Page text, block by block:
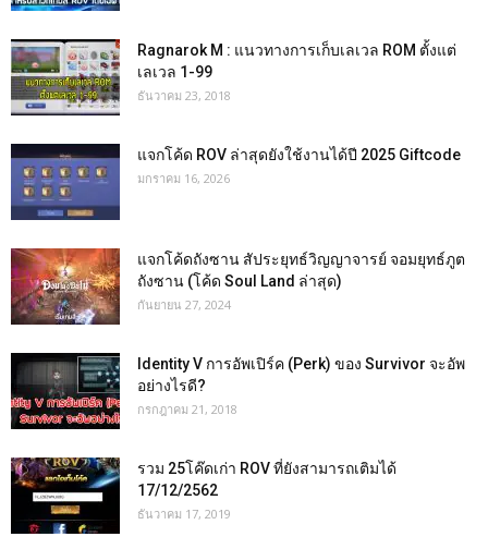
Ragnarok M : แนวทางการเก็บเลเวล ROM ตั้งแต่
เลเวล 1-99
ธันวาคม 23, 2018
แจกโค้ด ROV ล่าสุดยังใช้งานได้ปี 2025 Giftcode
มกราคม 16, 2026
แจกโค้ดถังซาน สัประยุทธ์วิญญาจารย์ จอมยุทธ์ภูต
ถังซาน (โค้ด Soul Land ล่าสุด)
กันยายน 27, 2024
Identity V การอัพเปิร์ค (Perk) ของ Survivor จะอัพ
อย่างไรดี?
กรกฎาคม 21, 2018
รวม 25โค๊ดเก่า ROV ที่ยังสามารถเติมได้
17/12/2562
ธันวาคม 17, 2019